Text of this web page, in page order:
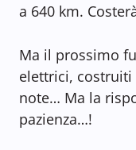
a 640 km.
Ma il prossimo
elettrici, costruiti
note… Ma la
pazienza…!